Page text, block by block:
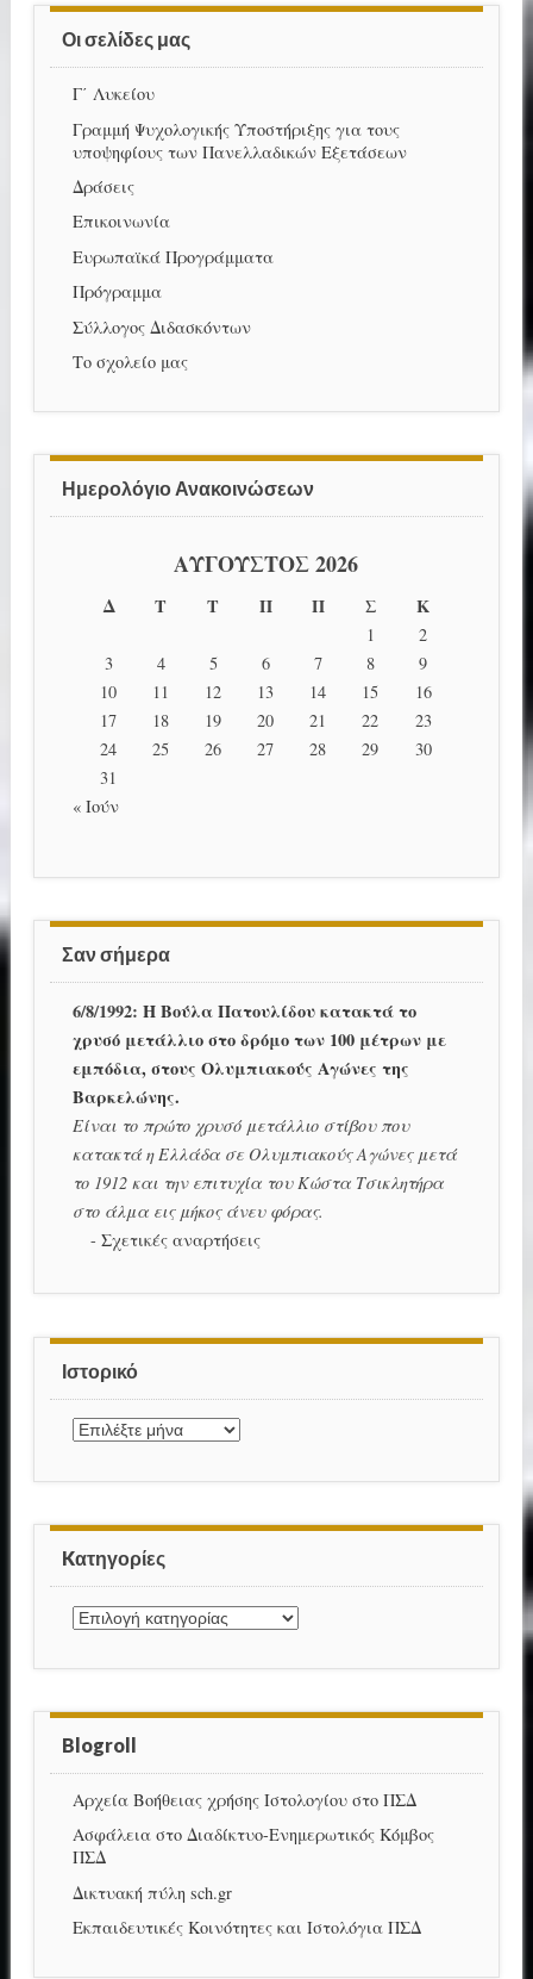
Οι σελίδες μας
Γ΄ Λυκείου
Γραμμή Ψυχολογικής Υποστήριξης για τους
υποψηφίους των Πανελλαδικών Εξετάσεων
Δράσεις
Επικοινωνία
Ευρωπαϊκά Προγράμματα
Πρόγραμμα
Σύλλογος Διδασκόντων
Το σχολείο μας
Ημερολόγιο Ανακοινώσεων
ΑΎΓΟΥΣΤΟΣ 2026
Δ Τ Τ Π Π Σ Κ
1
2
3
4 5 6 7 8
9
10
11 12 13 14 15
16
17
18 19 20 21 22
23
24
25 26 27 28 29
30
31
« Ιούν
Σαν σήμερα
6/8/1992: Η Βούλα Πατουλίδου κατακτά το
χρυσό μετάλλιο στο δρόμο των 100 μέτρων με
εμπόδια, στους Ολυμπιακούς Αγώνες της
Βαρκελώνης.
Είναι το πρώτο χρυσό μετάλλιο στίβου που
κατακτά η Ελλάδα σε Ολυμπιακούς Αγώνες μετά
το 1912 και την επιτυχία του Κώστα Τσικλητήρα
στο άλμα εις μήκος άνευ φόρας.
- Σχετικές αναρτήσεις
Ιστορικό
Ιστορικό
Kατηγορίες
Kατηγορίες
Blogroll
Αρχεία Βοήθειας χρήσης Ιστολογίου στο ΠΣΔ
Ασφάλεια στο Διαδίκτυο-Ενημερωτικός Κόμβος
ΠΣΔ
Δικτυακή πύλη sch.gr
Εκπαιδευτικές Κοινότητες και Ιστολόγια ΠΣΔ